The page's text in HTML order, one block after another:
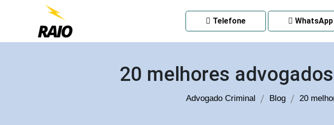
Telefone WhatsApp
20 melhores
Advogado Criminal Blog 20